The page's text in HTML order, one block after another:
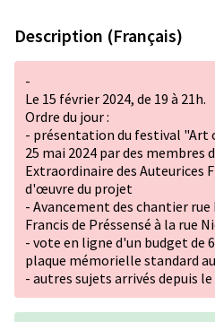
Description (Français)
-
Le 15 février 2024, de 19 à 21h.
Ordre du jour :
- présentation du festival "Art
25 mai 2024 par des membres
Extraordinaire des Auteurices
d'œuvre du projet
- Avancement des chantier rue
Francis de Préssensé à la rue
- vote en ligne d'un budget de
plaque mémorielle standard
- autres sujets arrivés depuis